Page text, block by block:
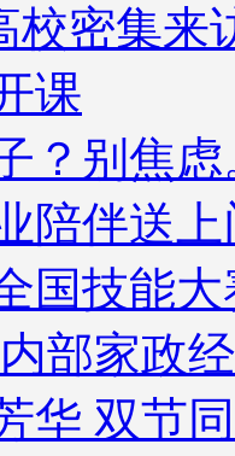
校密集来
课
？别焦
陪伴送上
国技能
部家政
华 双节